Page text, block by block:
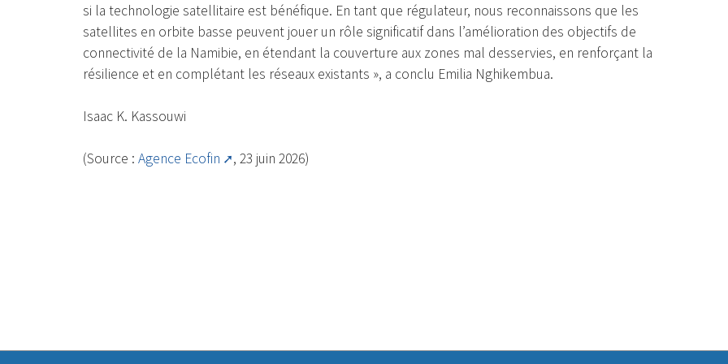
si la technologie satellitaire est bénéfique. En tant que régulateur, nous reconnaissons que les
satellites en orbite basse peuvent jouer un rôle significatif dans l’amélioration des objectifs de
connectivité de la Namibie, en étendant la couverture aux zones mal desservies, en renforçant la
résilience et en complétant les réseaux existants », a conclu Emilia Nghikembua.
Isaac K. Kassouwi
(Source : Agence Ecofin , 23 juin 2026)